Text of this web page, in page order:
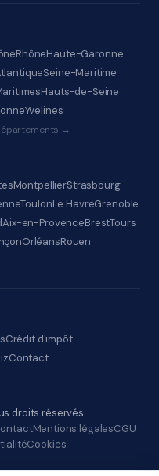
RhôneHaute-Garonne
Seine-Maritime
Hauts-de-Seine
Yvelines
→
MontpellierStrasbourg
ToulonLe HavreGrenoble
Aix-en-ProvenceBrestTours
OrléansRouen
Crédit d'impôt
Contact
droits réservés
Mentions légalesCGU
Cookies